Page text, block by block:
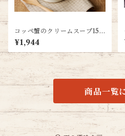
コッペ蟹のクリームスープ150
g×2
¥1,944
商品一覧